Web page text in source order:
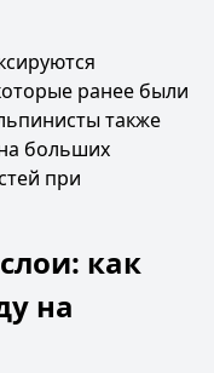
ранее были
также
больших
при
как
на